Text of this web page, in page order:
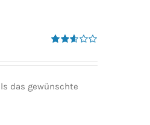
das gewünschte